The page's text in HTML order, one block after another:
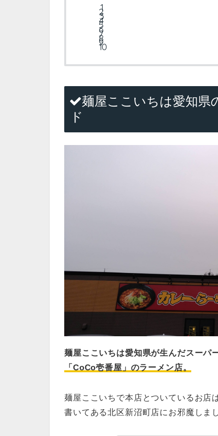
麺屋ここいちは愛知県
ド
麺屋ここいちは愛知県が生んだスーパ
「CoCo壱番屋」のラーメン店。
麺屋ここいちで本店とついているお店
書いてある北区新沼町店にお邪魔しま